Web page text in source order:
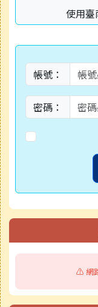
使用臺
帳號：
密碼：
⚠️ 網